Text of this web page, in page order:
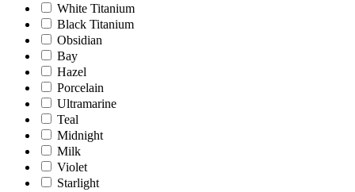
White Titanium
Black Titanium
Obsidian
Bay
Hazel
Porcelain
Ultramarine
Teal
Midnight
Milk
Violet
Starlight